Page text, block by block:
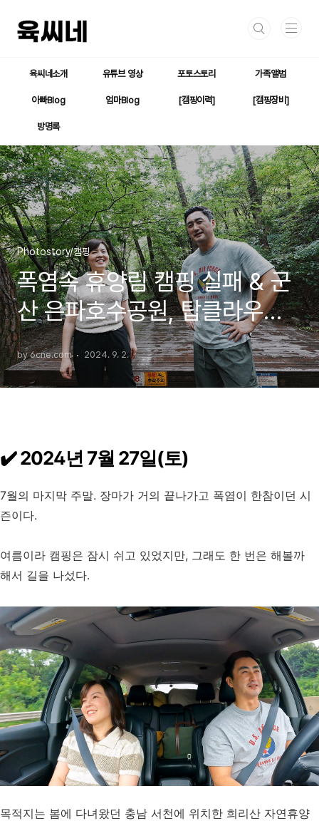
육씨네소개 유튜브 영상 포토스토리 가족앨범
아빠Blog 엄마Blog [캠핑이력] [캠핑장비]
방명록
Photostory/캠핑
폭염속 휴양림 캠핑 실패 & 군
산 은파호수공원, 탑클라우드
호텔
by 6cne.com 2024. 9. 2.
✔️ 2024년 7월 27일(토)
7월의 마지막 주말. 장마가 거의 끝나가고 폭염이 한참이던 시
즌이다.
여름이라 캠핑은 잠시 쉬고 있었지만, 그래도 한 번은 해볼까
해서 길을 나섰다.
목적지는 봄에 다녀왔던 충남 서천에 위치한 희리산 자연휴양